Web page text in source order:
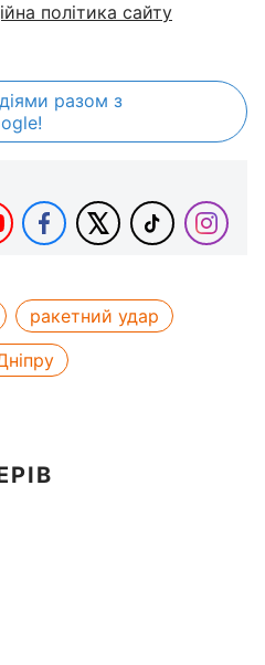
політика сайту
разом з
ракетний удар